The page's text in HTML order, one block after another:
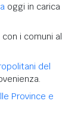
oggi in carica
con i comuni al
del
Province e